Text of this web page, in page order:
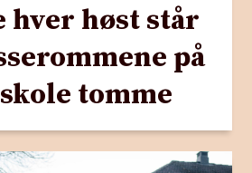
hver høst står
på
tomme